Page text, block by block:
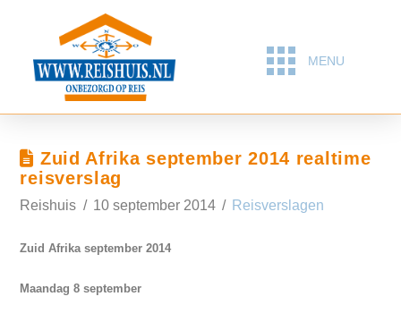
MENU
Zuid Afrika september 2014 realtime
reisverslag
Reishuis 10 september 2014 Reisverslagen
Zuid Afrika september 2014
Maandag 8 september